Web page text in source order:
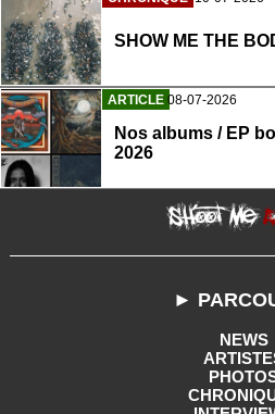
SHOW ME THE
ARTICLE 08-07-2026
Nos albums / EP
2026
►
NEWS